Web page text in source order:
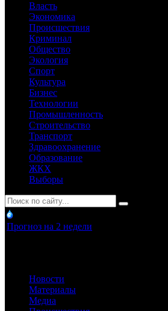
Власть
Экономика
Происшествия
Криминал
Общество
Экология
Спорт
Культура
Бизнес
Технологии
Промышленность
Строительство
Транспорт
Здравоохранение
Образование
ЖКХ
Выборы
Прогноз на 2 недели
Новости
Материалы
Медиа